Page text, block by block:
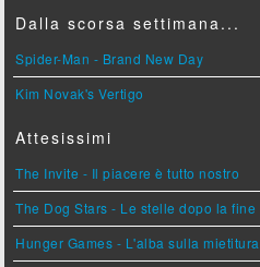
Dalla scorsa settimana...
Spider-Man - Brand New Day
Kim Novak's Vertigo
Attesissimi
The Invite - Il piacere è tutto nostro
The Dog Stars - Le stelle dopo la fine
Hunger Games - L'alba sulla mietitura